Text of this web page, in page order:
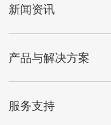
新闻资讯
产品与解决方案
服务支持